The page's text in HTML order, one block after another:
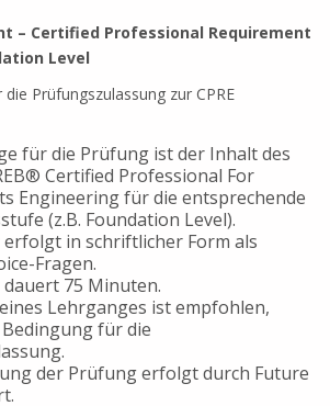
– Certified Professional Requirement
Level
Prüfungszulassung zur CPRE
für die Prüfung ist der Inhalt des
Certified Professional For
Engineering für die entsprechende
(z.B. Foundation Level).
in schriftlicher Form als
Fragen.
75 Minuten.
Lehrganges ist empfohlen,
für die
der Prüfung erfolgt durch Future